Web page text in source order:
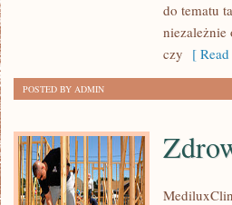
do tematu
niezależnie
czy [
POSTED BY ADMIN